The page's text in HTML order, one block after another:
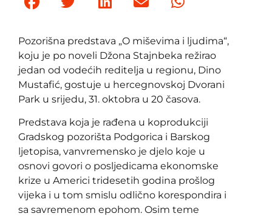
Pozorišna predstava „O miševima i ljudima“,
koju je po noveli Džona Stajnbeka režirao
jedan od vodećih reditelja u regionu, Dino
Mustafić, gostuje u hercegnovskoj Dvorani
Park u srijedu, 31. oktobra u 20 časova.
Predstava koja je rađena u koprodukciji
Gradskog pozorišta Podgorica i Barskog
ljetopisa, vanvremensko je djelo koje u
osnovi govori o posljedicama ekonomske
krize u Americi tridesetih godina prošlog
vijeka i u tom smislu odlično korespondira i
sa savremenom epohom. Osim teme